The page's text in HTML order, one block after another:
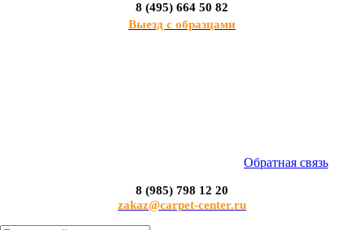
8 (495) 664 50 82
Выезд с образцами
Обратная связь
8 (985) 798 12 20
zakaz@carpet-center.ru